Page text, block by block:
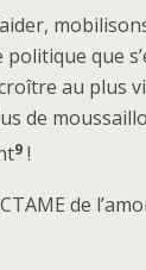
que
au plus
de
9 !
de